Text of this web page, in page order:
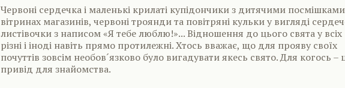
Червоні сердечка і маленькі крилаті купідончики з дитячими
вітринах магазинів, червоні троянди та повітряні кульки у вигляді
листівочки з написом «Я тебе люблю!»... Відношення до цього свята у всіх
різні і іноді навіть прямо протилежні. Хтось вважає, що для прояву своїх
почуттів зовсім необов´язково було вигадувати якесь свято. Для когось –
привід для знайомства.